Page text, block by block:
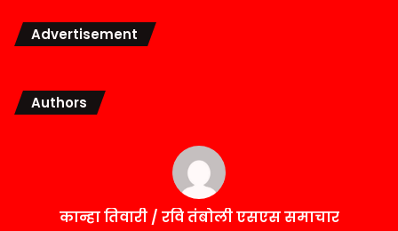
Advertisement
Authors
कान्हा तिवारी / रवि तंबोली एसएस समाचार